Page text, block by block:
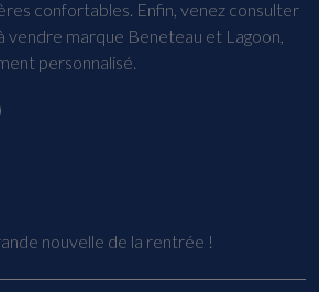
confortables. Enfin, venez consulter
vendre marque Beneteau et Lagoon,
personnalisé.
nouvelle de la rentrée !